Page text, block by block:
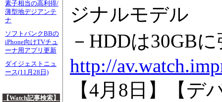
素子相当の高利得/
薄型地デジアンテ
ナ
ソフトバンクBBの
iPhone向けTVチュ
ーナ用アプリ更新
ダイジェストニュ
ース(11月28日)
【Watch記事検索】
ジナルモデル
－HDDは30GB
http://
【4月8日】【デ